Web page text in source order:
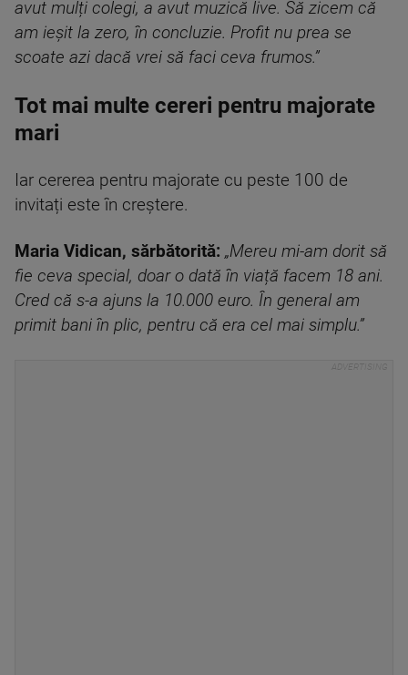
avut mulți colegi, a avut muzică live. Să zicem că
am ieșit la zero, în concluzie. Profit nu prea se
scoate azi dacă vrei să faci ceva frumos.”
Tot mai multe cereri pentru majorate
mari
Iar cererea pentru majorate cu peste 100 de
invitați este în creștere.
Maria Vidican, sărbătorită: „Mereu mi-am dorit să
fie ceva special, doar o dată în viață facem 18 ani.
Cred că s-a ajuns la 10.000 euro. În general am
primit bani în plic, pentru că era cel mai simplu.”